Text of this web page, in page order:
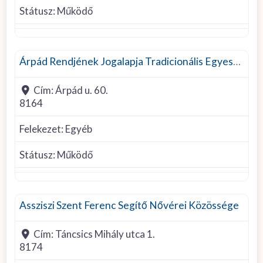
Státusz: Működő
Árpád Rendjének Jogalapja Tradicionális Egyesület
Cím:Árpád u. 60.
8164
Felekezet: Egyéb
Státusz: Működő
Assziszi Szent Ferenc Segítő Nővérei Közössége
Cím: Táncsics Mihály utca 1.
8174